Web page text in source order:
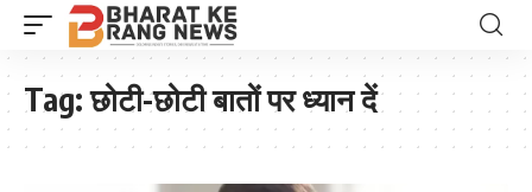
Tag:छोटी-छोटी बातों पर ध्यान दें